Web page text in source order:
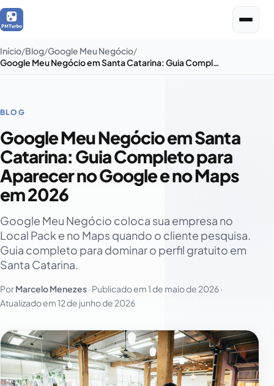
Início Blog Google Meu Negócio
BLOG
Google Meu Negócio em Santa
Catarina: Guia Completo para
Aparecer no Google e no Maps
em 2026
Google Meu Negócio coloca sua empresa no
Local Pack e no Maps quando o cliente pesquisa.
Guia completo para dominar o perfil gratuito em
Santa Catarina.
PorMarcelo Menezes· Publicado em1 de maio de 2026·
Atualizado em12 de junho de 2026